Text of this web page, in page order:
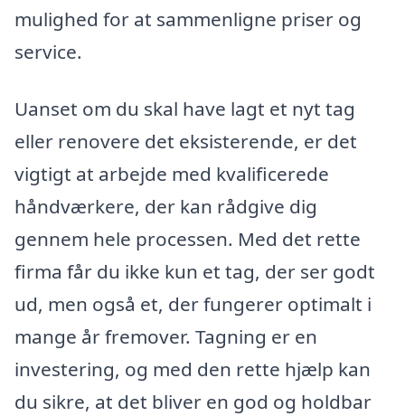
mulighed for at sammenligne priser og
service.
Uanset om du skal have lagt et nyt tag
eller renovere det eksisterende, er det
vigtigt at arbejde med kvalificerede
håndværkere, der kan rådgive dig
gennem hele processen. Med det rette
firma får du ikke kun et tag, der ser godt
ud, men også et, der fungerer optimalt i
mange år fremover. Tagning er en
investering, og med den rette hjælp kan
du sikre, at det bliver en god og holdbar